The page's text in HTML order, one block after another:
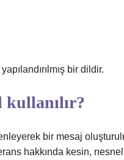
bir dildir.
kullanılır?
bir mesaj
hakkında kesin,